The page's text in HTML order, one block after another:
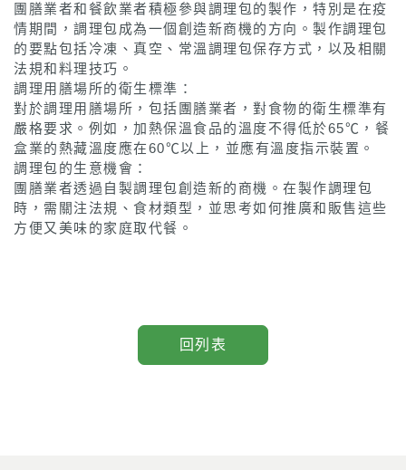
團膳業者和餐飲業者積極參與調理包的製作，特別是在疫
情期間，調理包成為一個創造新商機的方向。製作調理包
的要點包括冷凍、真空、常溫調理包保存方式，以及相關
法規和料理技巧。
調理用膳場所的衛生標準：
對於調理用膳場所，包括團膳業者，對食物的衛生標準有
嚴格要求。例如，加熱保溫食品的溫度不得低於65℃，餐
盒業的熱藏溫度應在60℃以上，並應有溫度指示裝置。
調理包的生意機會：
團膳業者透過自製調理包創造新的商機。在製作調理包
時，需關注法規、食材類型，並思考如何推廣和販售這些
方便又美味的家庭取代餐。
回列表